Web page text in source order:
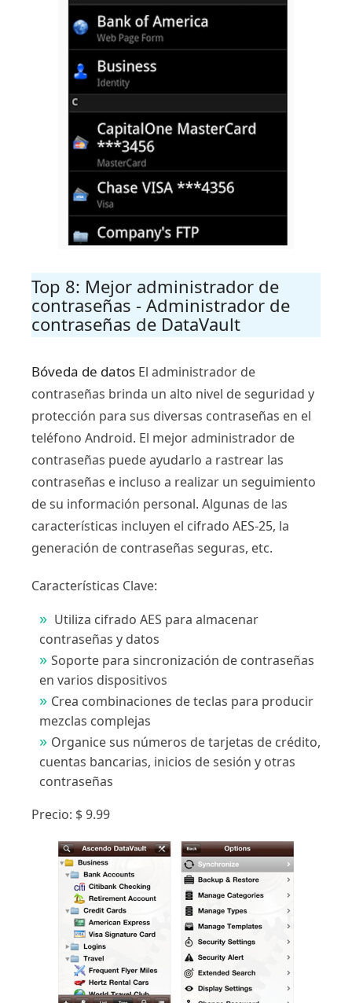
Top 8: Mejor administrador de
contraseñas - Administrador de
contraseñas de DataVault
Bóveda de datos El administrador de
contraseñas brinda un alto nivel de seguridad y
protección para sus diversas contraseñas en el
teléfono Android. El mejor administrador de
contraseñas puede ayudarlo a rastrear las
contraseñas e incluso a realizar un seguimiento
de su información personal. Algunas de las
características incluyen el cifrado AES-25, la
generación de contraseñas seguras, etc.
Características Clave:
Utiliza cifrado AES para almacenar
contraseñas y datos
Soporte para sincronización de contraseñas
en varios dispositivos
Crea combinaciones de teclas para producir
mezclas complejas
Organice sus números de tarjetas de crédito,
cuentas bancarias, inicios de sesión y otras
contraseñas
Precio: $ 9.99